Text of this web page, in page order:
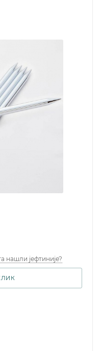
нашли јефтиније?